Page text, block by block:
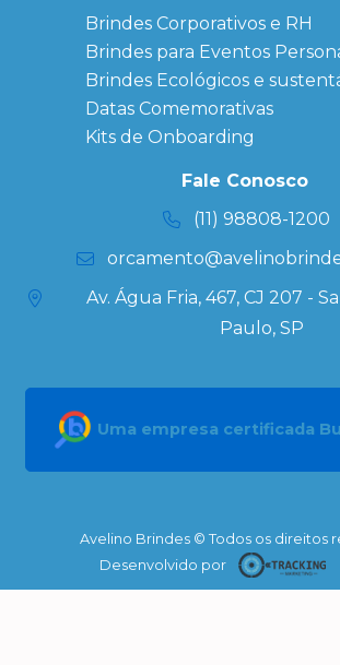
Brindes
Corporativos
Copos Térmicos
Personalizados
Datas Especiais
Ecobag
Personalizada
Kits
Brindes Corporativos e RH
Brindes para Eventos
Brindes Ecológicos e
Datas Comemorativas
Kits de Onboarding
Fale Conosco
(11) 98808-1200
Av. Água Fria, 467, CJ 207 -
Paulo, SP
Uma empresa certificada
Avelino Brindes © Todos os direitos
Desenvolvido por